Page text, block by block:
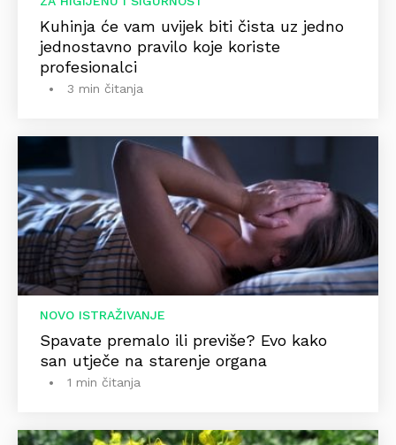
Kuhinja će vam uvijek biti čista uz jedno
jednostavno pravilo koje koriste
profesionalci
3 min čitanja
NOVO ISTRAŽIVANJE
Spavate premalo ili previše? Evo kako
san utječe na starenje organa
1 min čitanja